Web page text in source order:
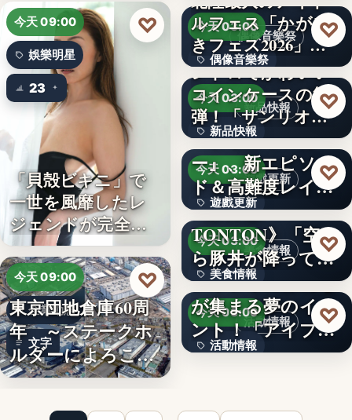
今天 09:00
娛樂明星
23
「貝殻ビキニ」で
一世を風靡したレ
ジェンドが完全復
活武田久…
♡
今天 09:00
企業動態
文字
東京団地倉庫60周
年 ～ステークホ
ルダーによろこば
れる…
♡
＜OPEN＞折りた
3名
偶像音樂祭
今天 03:00
偶像音樂祭
47
ルフェス「かがや
きフェス2026」第5
弾…
♡
新品快報
今天 03:00
新品快報
400
レトロでかわいい
コインケースの第2
弾！「サンリオキ
ャラク…
♡
遊戲更新
今天 03:00
遊戲更新
文字
『ソウルワーカ
ー』、新エピソー
ド＆高難度レイド
を実装！新…
♡
美食情報
今天 03:00
美食情報
文字
《豚丼屋
TONTON》「空か
ら豚丼が降ってき
た」が現実に…
♡
活動情報
今天 03:00
活動情報
アイプリのみんな
が集まる夢のイベ
ント！「アイプリ
ワールド…
♡